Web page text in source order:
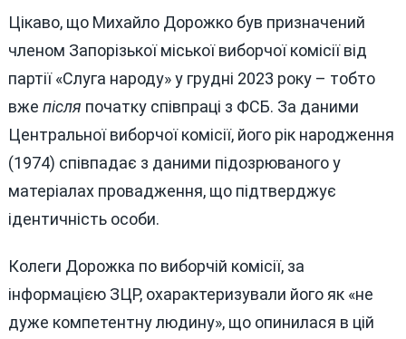
Цікаво, що Михайло Дорожко був призначений
членом Запорізької міської виборчої комісії від
партії «Слуга народу» у грудні 2023 року – тобто
вже після початку співпраці з ФСБ. За даними
Центральної виборчої комісії, його рік народження
(1974) співпадає з даними підозрюваного у
матеріалах провадження, що підтверджує
ідентичність особи.
Колеги Дорожка по виборчій комісії, за
інформацією ЗЦР, охарактеризували його як «не
дуже компетентну людину», що опинилася в цій